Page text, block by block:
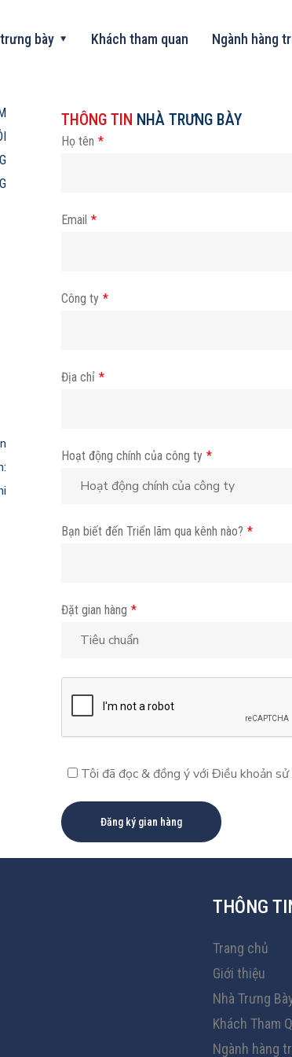
bày Khách tham quan Ngành hàng
THÔNG TIN NHÀ TRƯNG BÀY
Họ tên *
Email *
Công ty *
Địa chỉ *
Hoạt động chính của công ty *
Bạn biết đến Triển lãm qua kênh nào? *
Đặt gian hàng *
Tôi đã đọc & đồng ý với Điều khoản
THÔNG
Trang chủ
Giới thiệu
Nhà Trưng
Khách Tham
Ngành hàng